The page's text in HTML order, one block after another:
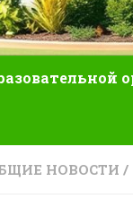
НОВОСТИ /